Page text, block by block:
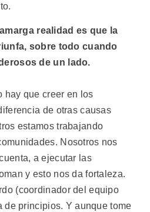
realidad es que la
sobre todo cuando
de un lado.
hay que creer en los
de otras causas
estamos trabajando
Nosotros nos
a ejecutar las
y esto nos da fortaleza.
(coordinador del equipo
de principios. Y aunque tome